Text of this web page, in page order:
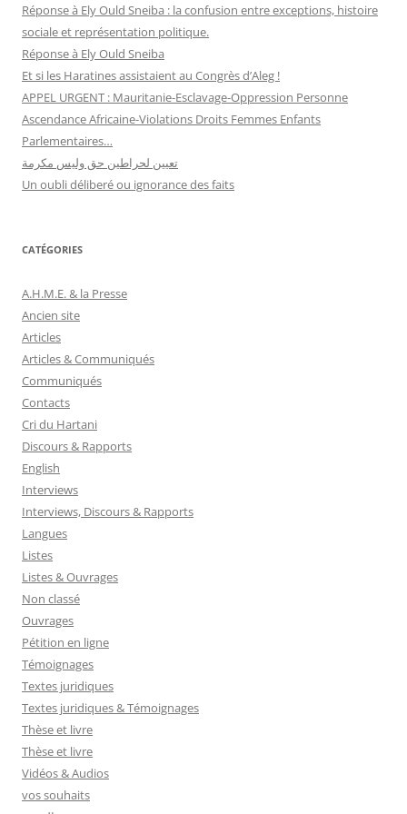
Réponse à Ely Ould Sneiba : la confusion entre exceptions, histoire
sociale et représentation politique.
Réponse à Ely Ould Sneiba
Et si les Haratines assistaient au Congrès d’Aleg !
APPEL URGENT : Mauritanie-Esclavage-Oppression Personne
Ascendance Africaine-Violations Droits Femmes Enfants
Parlementaires…
تعيين لحراطين حق وليس مكرمة
Un oubli déliberé ou ignorance des faits
CATÉGORIES
A.H.M.E. & la Presse
Ancien site
Articles
Articles & Communiqués
Communiqués
Contacts
Cri du Hartani
Discours & Rapports
English
Interviews
Interviews, Discours & Rapports
Langues
Listes
Listes & Ouvrages
Non classé
Ouvrages
Pétition en ligne
Témoignages
Textes juridiques
Textes juridiques & Témoignages
Thèse et livre
Thèse et livre
Vidéos & Audios
vos souhaits